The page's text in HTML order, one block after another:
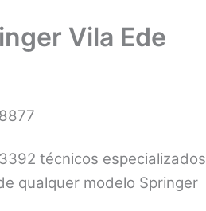
Vila Ede
técnicos especializados
qualquer modelo Springer